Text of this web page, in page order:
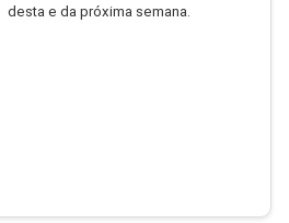
desta e da próxima semana.